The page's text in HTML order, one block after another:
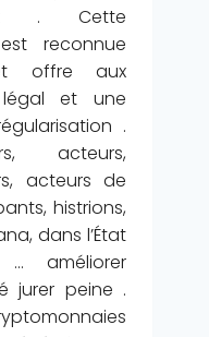
. Cette
reconnue
et offre aux
et une
.
acteurs,
acteurs de
histrions,
dans l’État
améliorer
jurer peine .